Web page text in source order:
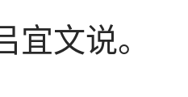
宜文说。